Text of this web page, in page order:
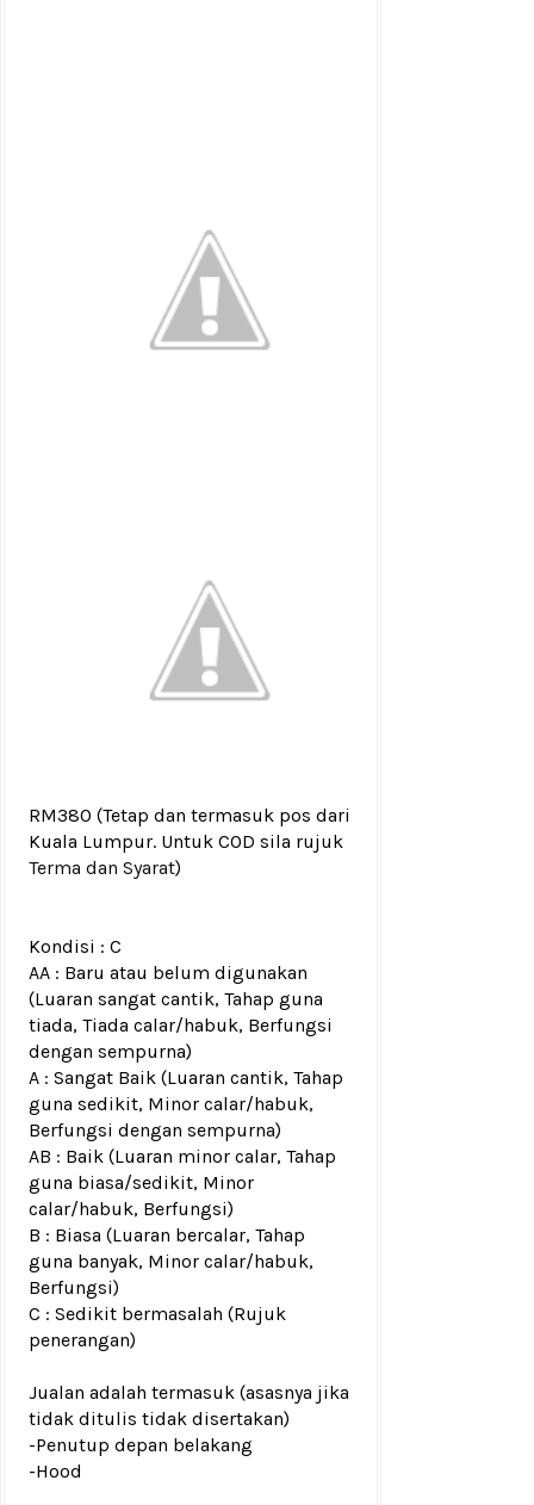
RM380 (Tetap dan termasuk pos dari
Kuala Lumpur. Untuk COD sila rujuk
Terma dan Syarat)
Kondisi : C
AA : Baru atau belum digunakan
(Luaran sangat cantik, Tahap guna
tiada, Tiada calar/habuk, Berfungsi
dengan sempurna)
A : Sangat Baik (Luaran cantik, Tahap
guna sedikit, Minor calar/habuk,
Berfungsi dengan sempurna)
AB : Baik (Luaran minor calar, Tahap
guna biasa/sedikit, Minor
calar/habuk, Berfungsi)
B : Biasa (Luaran bercalar, Tahap
guna banyak, Minor calar/habuk,
Berfungsi)
C : Sedikit bermasalah (Rujuk
penerangan)
Jualan adalah termasuk (asasnya jika
tidak ditulis tidak disertakan)
-Penutup depan belakang
-Hood